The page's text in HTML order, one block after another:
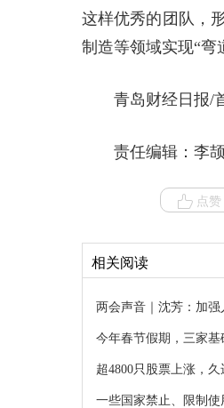
这样优秀的团队，
制造等领域实现“弯
青岛财经日报/
责任编辑：李颉
点赞
相关阅读
两会声音｜沈芳：加
今年春节假期，三家基
超4800只股票上涨，久
一些国家禁止、限制使